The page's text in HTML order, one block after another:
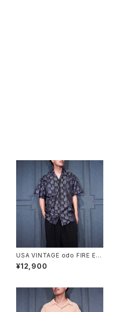
USA VINTAGE odo FIRE EM
BROIDERY JACQUARD DES
IGN OPEN COLLAR HALF S
ンオープンカラー半袖シャツ
¥12,900